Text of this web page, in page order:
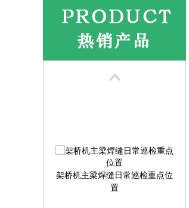
花架龙门吊的抗风性 比箱型龙
门
架桥机主梁焊缝日常巡检重点位
置